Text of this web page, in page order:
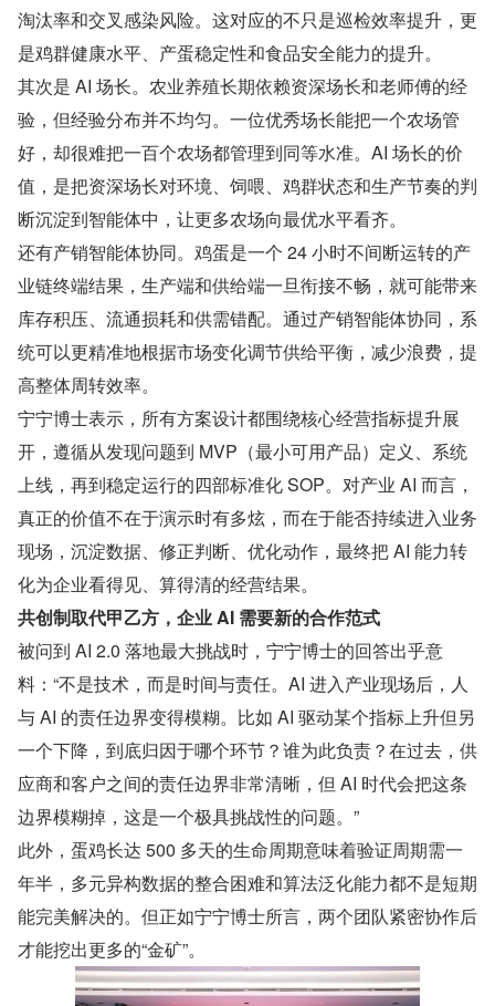
淘汰率和交叉感染风险。这对应的不只是巡检效率提升，更
是鸡群健康水平、产蛋稳定性和食品安全能力的提升。
其次是 AI 场长。农业养殖长期依赖资深场长和老师傅的经
验，但经验分布并不均匀。一位优秀场长能把一个农场管
好，却很难把一百个农场都管理到同等水准。AI 场长的价
值，是把资深场长对环境、饲喂、鸡群状态和生产节奏的判
断沉淀到智能体中，让更多农场向最优水平看齐。
还有产销智能体协同。鸡蛋是一个 24 小时不间断运转的产
业链终端结果，生产端和供给端一旦衔接不畅，就可能带来
库存积压、流通损耗和供需错配。通过产销智能体协同，系
统可以更精准地根据市场变化调节供给平衡，减少浪费，提
高整体周转效率。
宁宁博士表示，所有方案设计都围绕核心经营指标提升展
开，遵循从发现问题到 MVP（最小可用产品）定义、系统
上线，再到稳定运行的四部标准化 SOP。对产业 AI 而言，
真正的价值不在于演示时有多炫，而在于能否持续进入业务
现场，沉淀数据、修正判断、优化动作，最终把 AI 能力转
化为企业看得见、算得清的经营结果。
共创制取代甲乙方，企业 AI 需要新的合作范式
被问到 AI 2.0 落地最大挑战时，宁宁博士的回答出乎意
料：“不是技术，而是时间与责任。AI 进入产业现场后，人
与 AI 的责任边界变得模糊。比如 AI 驱动某个指标上升但另
一个下降，到底归因于哪个环节？谁为此负责？在过去，供
应商和客户之间的责任边界非常清晰，但 AI 时代会把这条
边界模糊掉，这是一个极具挑战性的问题。”
此外，蛋鸡长达 500 多天的生命周期意味着验证周期需一
年半，多元异构数据的整合困难和算法泛化能力都不是短期
能完美解决的。但正如宁宁博士所言，两个团队紧密协作后
才能挖出更多的“金矿”。